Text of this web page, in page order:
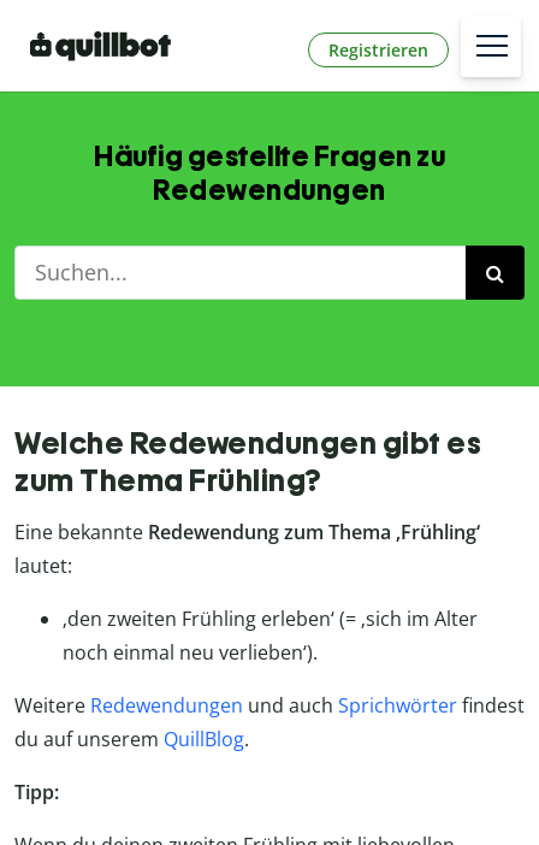
Registrieren
Häufig gestellte Fragen zu
Redewendungen
Welche Redewendungen gibt es
zum Thema Frühling?
Eine bekannte Redewendung zum Thema ‚Frühling‘
lautet:
‚den zweiten Frühling erleben‘ (= ‚sich im Alter
noch einmal neu verlieben‘).
Weitere Redewendungen und auch Sprichwörterfindest
du auf unserem QuillBlog.
Tipp: